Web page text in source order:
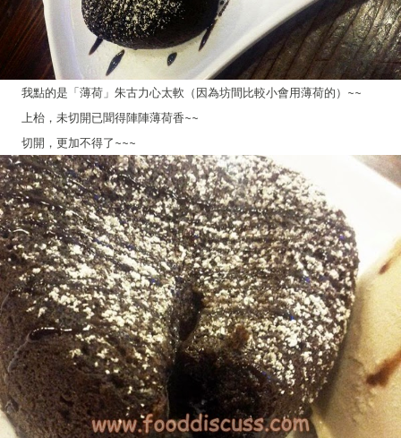
我點的是「薄荷」朱古力心太軟（因為坊間比較小會用薄荷的）~~
上枱，未切開已聞得陣陣薄荷香~~
切開，更加不得了~~~